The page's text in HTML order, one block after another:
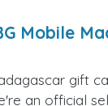
Mobile
gift
an official